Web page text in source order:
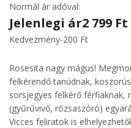
Normál ár adóval:
Jelenlegi ár2 799 Ft
Kedvezmény-200 Ft
Rosesita nagy mágus!
felkérendő tanúdnak,
sorsjegyes felkérő férfiaknak,
(gyűrűvivő, rózsaszóró)
Vicces feliratok is